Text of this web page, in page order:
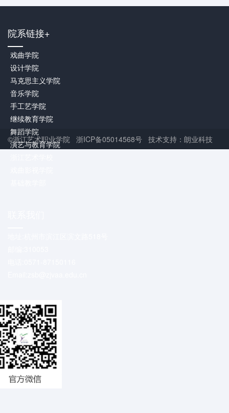
院系链接+
戏曲学院
设计学院
马克思主义学院
音乐学院
手工艺学院
继续教育学院
舞蹈学院
演艺与教育学院
©浙江艺术职业学院 浙ICP备05014568号 技术支持：朗业科技